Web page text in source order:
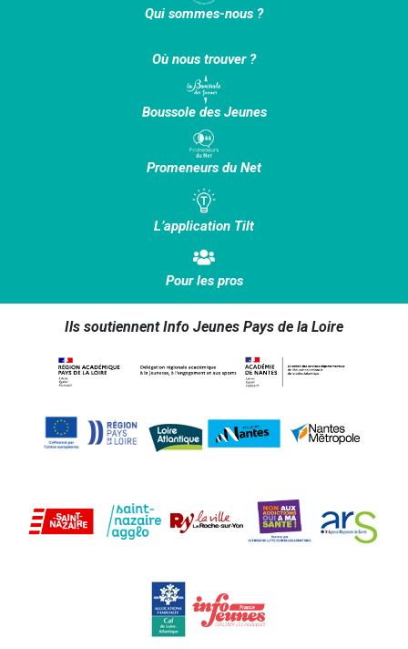
Qui sommes-nous ?
Où nous trouver ?
Boussole des Jeunes
Promeneurs du Net
L’application Tilt
Pour les pros
Ils soutiennent Info Jeunes Pays de la Loire